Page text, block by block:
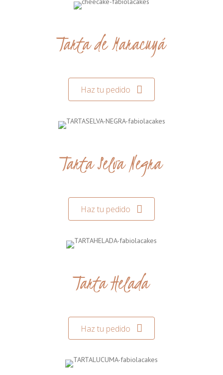
Tarta de Maracuyá
Haz tu pedido
Tarta Selva Negra
Haz tu pedido
Tarta Helada
Haz tu pedido